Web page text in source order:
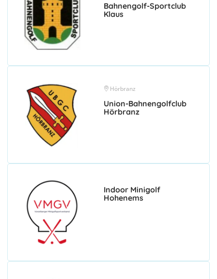
Bahnengolf-Sportclub
Klaus
Hörbranz
Union-Bahnengolfclub
Hörbranz
Indoor Minigolf
Hohenems